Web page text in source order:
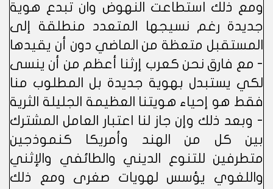
ومع ذلك استطاعت النهوض وان تبدع هوية
جديدة رغم نسيجها المتعدد منطلقة إلى
المستقبل متعظة من الماضي دون أن يقيدها
- مع فارق نحن كعرب إرثنا أعظم من أن ينسى
لكي يستبدل بهوية جديدة بل المطلوب منا
فقط هو إحياء هويتنا العظيمة الجليلة الثرية
- وبعد ذلك وإن جاز لنا اعتبار العامل المشترك
بين كل من الهند وأمريكا كنموذجين
متطرفين للتنوع الديني والطائفي والإثني
واللغوي يؤسس لهويات صغرى ومع ذلك